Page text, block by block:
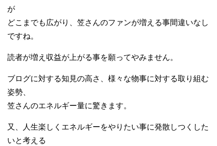
が
どこまでも広がり、笠さんのファンが増える事間違いなし
ですね。
読者が増え収益が上がる事を願ってやみません。
ブログに対する知見の高さ、様々な物事に対する取り組む
姿勢、
笠さんのエネルギー量に驚きます。
又、人生楽しくエネルギーをやりたい事に発散しつくした
いと考える